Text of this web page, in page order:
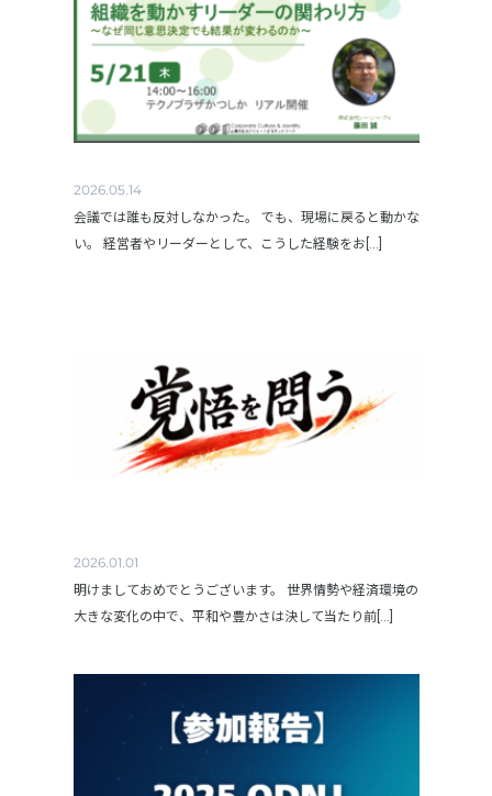
2026.05.14
会議では誰も反対しなかった。 でも、現場に戻ると動かな
い。 経営者やリーダーとして、こうした経験をお[...]
2026.01.01
明けましておめでとうございます。 世界情勢や経済環境の
大きな変化の中で、平和や豊かさは決して当たり前[...]